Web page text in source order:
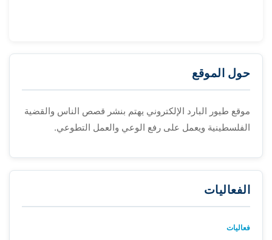
حول الموقع
موقع طيور البارد الإلكتروني يهتم بنشر قصص الناس والقضية
الفلسطينية ويعمل على رفع الوعي والعمل التطوعي.
الفعاليات
فعاليات